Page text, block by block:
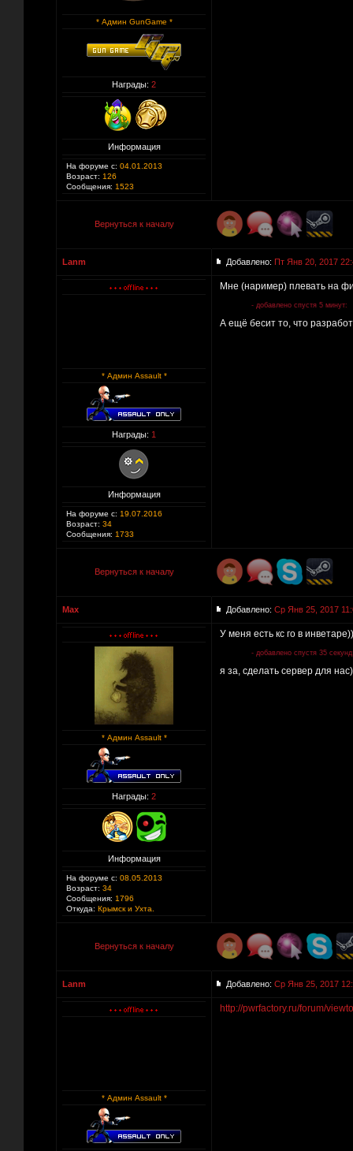
* Админ GunGame *
Награды: 2
Информация
На форуме с: 04.01.2013
Возраст: 126
Сообщения: 1523
Вернуться к началу
Lanm Добавлено: Пт Янв 20, 2017
* Админ Assault *
Награды: 1
Информация
На форуме с: 19.07.2016
Возраст: 34
Сообщения: 1733
Мне (наример) плевать на
- добавлено спустя 5 минут:
А ещё бесит то, что
Вернуться к началу
Max Добавлено: Ср Янв 25, 2017
* Админ Assault *
Награды: 2
Информация
На форуме с: 08.05.2013
Возраст: 34
Сообщения: 1796
Откуда: Крымск и Ухта.
У меня есть кс го в
- добавлено спустя 35
я за, сделать сервер для
Вернуться к началу
Lanm Добавлено: Ср Янв 25, 2017
* Админ Assault *
http://pwrfactory.ru/forum/